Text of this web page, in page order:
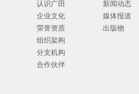
认识广田
企业文化
荣誉资质
组织架构
分支机构
合作伙伴
新闻动态
媒体报道
出版物